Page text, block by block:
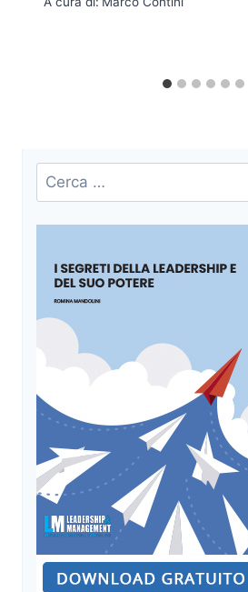
Ricerca
per: